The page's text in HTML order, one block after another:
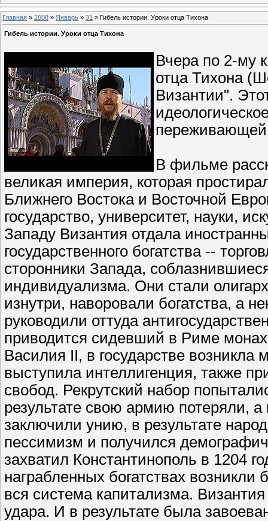
Главная » 2008 » Январь » 31 » Гибель истории. Уроки отца Тихона
Гибель истории. Уроки отца Тихона
Вчера по 2-му
отца Тихона
Византии".
переживающей
В фильме
великая империя, которая
Ближнего Востока и Восточной
государство, университет, науки,
Западу Византия отдала
государственного богатства --
сторонники Запада,
индивидуализма. Они стали
изнутри, наворовали богатства, а
руководили оттуда
приводится сидевший в Риме
Василия II, в государстве
выступила интеллигенция, также
свобод. Рекрутский набор
результате свою армию потеряли,
заключили унию, в результате
пессимизм и получился
захватил Константинополь в 1204
награбленных богатствах
вся система капитализма. Византия
удара. И в результате была